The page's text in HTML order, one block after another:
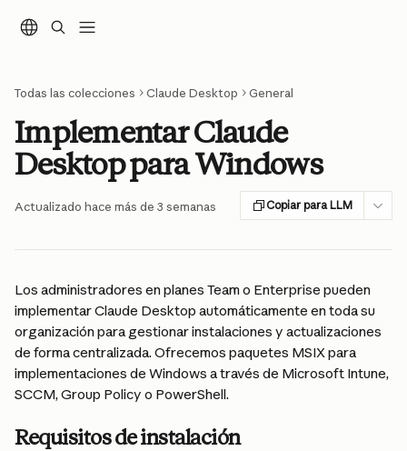
Todas las colecciones Claude Desktop General
Implementar Claude
Desktop para Windows
Actualizado hace más de 3 semanas Copiar para LLM
Los administradores en planes Team o Enterprise pueden
implementar Claude Desktop automáticamente en toda su
organización para gestionar instalaciones y actualizaciones
de forma centralizada. Ofrecemos paquetes MSIX para
implementaciones de Windows a través de Microsoft Intune,
SCCM, Group Policy o PowerShell.
Requisitos de instalación